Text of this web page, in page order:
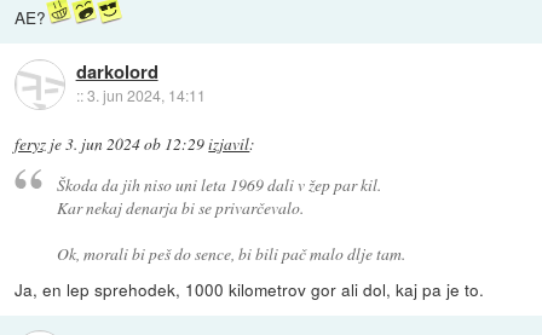
AE?
darkolord
::3. jun 2024, 14:11
feryz je3. jun 2024 ob 12:29izjavil:
Škoda da jih niso uni leta 1969 dali v žep par kil.
Kar nekaj denarja bi se privarčevalo.
Ok, morali bi peš do sence, bi bili pač malo dlje tam.
Ja, en lep sprehodek, 1000 kilometrov gor ali dol, kaj pa je to.